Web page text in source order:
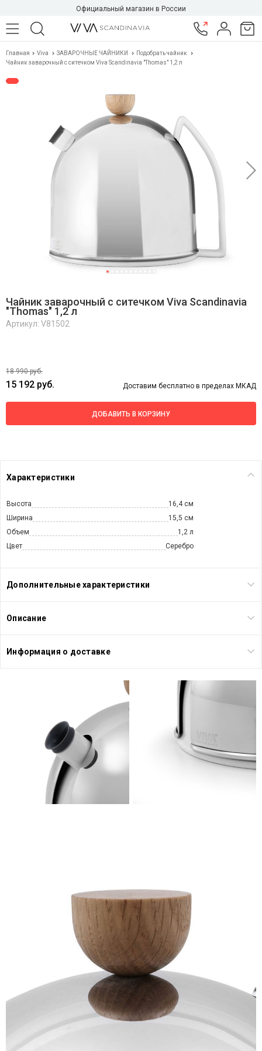
Официальный магазин в России
Главная Viva ЗАВАРОЧНЫЕ ЧАЙНИКИ
Подобрать чайник
Чайник заварочный с ситечком Viva Scandinavia "Thomas" 1,2 л
Чайник заварочный с ситечком Viva Scandinavia
"Thomas" 1,2 л
Артикул: V81502
18 990 руб.
15 192 руб. Доставим бесплатно в пределах МКАД
ДОБАВИТЬ В КОРЗИНУ
Характеристики
Высота
16,4 см
Ширина
15,5 см
Объем
1,2 л
Цвет
Серебро
Дополнительные характеристики
Описание
Информация о доставке